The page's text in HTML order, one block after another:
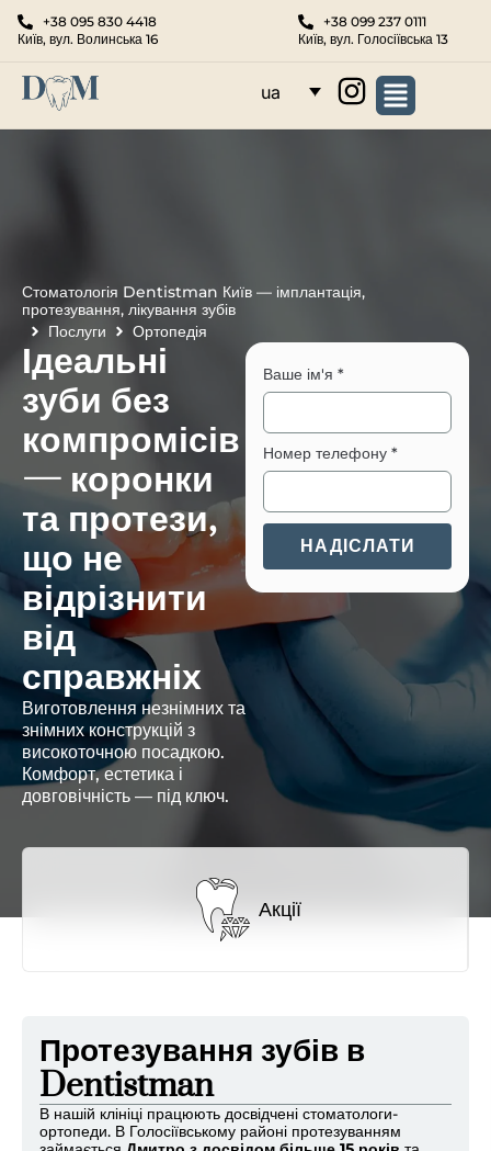
+38 095 830 4418
Київ, вул. Волинська 16
+38 099 237 0111
Київ, вул. Голосіївська 13
ua
Стоматологія Dentistman Київ — імплантація,
протезування, лікування зубів
Послуги
Ортопедія
Ідеальні
зуби без
компромісів
— коронки
та протези,
що не
відрізнити
від
справжніх
Виготовлення незнімних та
знімних конструкцій з
високоточною посадкою.
Комфорт, естетика і
довговічність — під ключ.
Ваше ім'я *
Номер телефону *
НАДІСЛАТИ
Акції
Протезування зубів в
Dentistman
В нашій клініці працюють досвідчені стоматологи-
ортопеди. В Голосіївському районі протезуванням